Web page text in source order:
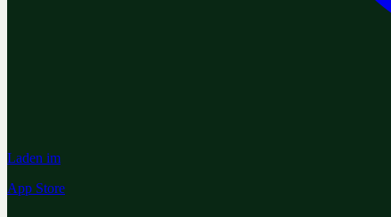
Laden im
App Store